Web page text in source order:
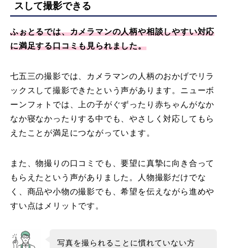
スして撮影できる
ふぉとるでは、カメラマンの人柄や相談しやすい対応
に満足する口コミも見られました。
七五三の撮影では、カメラマンの人柄のおかげでリラ
ックスして撮影できたという声があります。ニューボ
ーンフォトでは、上の子がぐずったり赤ちゃんがなか
なか寝なかったりする中でも、やさしく対応してもら
えたことが満足につながっています。
また、物撮りの口コミでも、要望に真摯に向き合って
もらえたという声がありました。人物撮影だけでな
く、商品や小物の撮影でも、希望を伝えながら進めや
すい点はメリットです。
写真を撮られることに慣れていない方